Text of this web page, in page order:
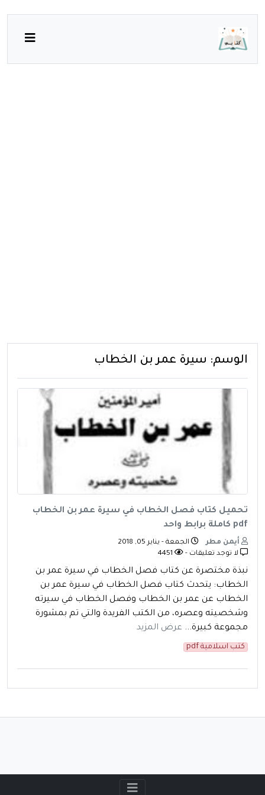
الوسم: سيرة عمر بن الخطاب
تحميل كتاب فصل الخطاب في سيرة عمر بن الخطاب
pdf كاملة برابط واحد
أيمن مطر
الجمعة - يناير 05, 2018
لا توجد تعليقات -
نبذة مختصرة عن كتاب فصل الخطاب في سيرة عمر بن
الخطاب: يتحدث كتاب فصل الخطاب في سيرة عمر بن
الخطاب عن عمر بن الخطاب وفصل الخطاب في سيرته
وشخصيته وعصره، من الكتب الفريدة والتي تم بمشورة
مجموعة كبيرة... عرض المزيد
كتب اسلامية pdf